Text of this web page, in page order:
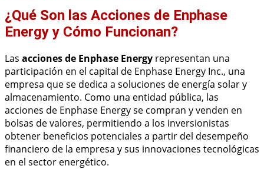
¿Qué Son las Acciones de Enphase
Energy y Cómo Funcionan?
Las acciones de Enphase Energy representan una
participación en el capital de Enphase Energy Inc., una
empresa que se dedica a soluciones de energía solar y
almacenamiento. Como una entidad pública, las
acciones de Enphase Energy se compran y venden en
bolsas de valores, permitiendo a los inversionistas
obtener beneficios potenciales a partir del desempeño
financiero de la empresa y sus innovaciones tecnológicas
en el sector energético.